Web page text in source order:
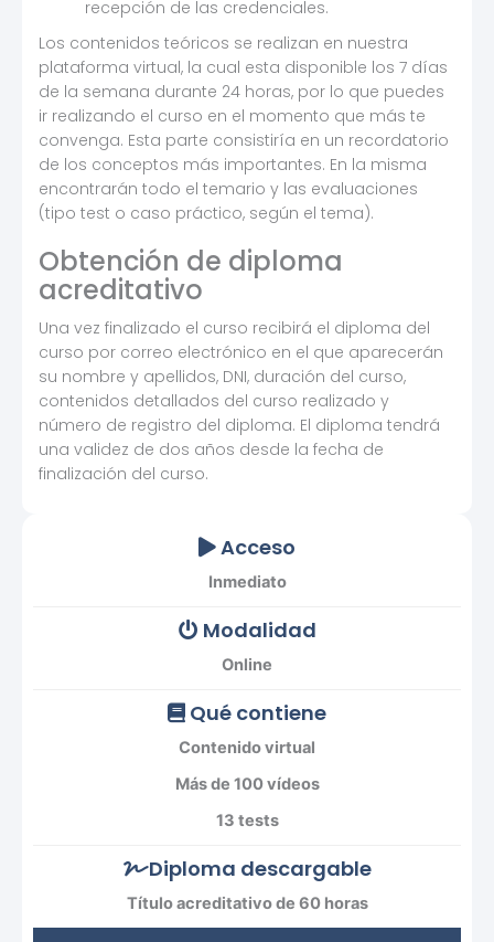
Acceso
Inmediato
Modalidad
Online
Qué contiene
Contenido virtual
Más de 100 vídeos
13 tests
Diploma descargable
Título acreditativo de 60 horas
recepción de las credenciales.
Los contenidos teóricos se realizan en nuestra
plataforma virtual, la cual esta disponible los 7 días
de la semana durante 24 horas, por lo que puedes
ir realizando el curso en el momento que más te
convenga. Esta parte consistiría en un recordatorio
de los conceptos más importantes. En la misma
encontrarán todo el temario y las evaluaciones
(tipo test o caso práctico, según el tema).
Obtención de diploma
acreditativo
Una vez finalizado el curso recibirá el diploma del
curso por correo electrónico en el que aparecerán
su nombre y apellidos, DNI, duración del curso,
contenidos detallados del curso realizado y
número de registro del diploma. El diploma tendrá
una validez de dos años desde la fecha de
finalización del curso.